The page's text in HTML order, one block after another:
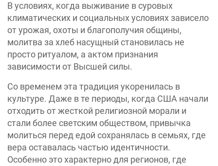
В условиях, когда выживание в суровых
климатических и социальных условиях зависело
от урожая, охоты и благополучия общины,
молитва за хлеб насущный становилась не
просто ритуалом, а актом признания
зависимости от Высшей силы.
Со временем эта традиция укоренилась в
культуре. Даже в те периоды, когда США начали
отходить от жесткой религиозной морали и
стали более светским обществом, привычка
молиться перед едой сохранялась в семьях, где
вера оставалась частью идентичности.
Особенно это характерно для регионов, где